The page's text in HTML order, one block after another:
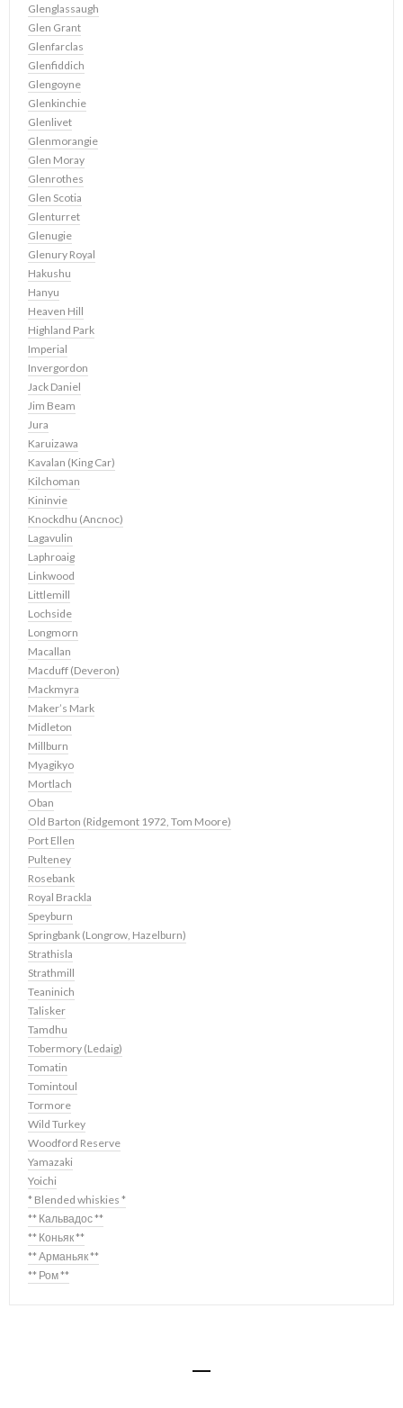
Glenglassaugh
Glen Grant
Glenfarclas
Glenfiddich
Glengoyne
Glenkinchie
Glenlivet
Glenmorangie
Glen Moray
Glenrothes
Glen Scotia
Glenturret
Glenugie
Glenury Royal
Hakushu
Hanyu
Heaven Hill
Highland Park
Imperial
Invergordon
Jack Daniel
Jim Beam
Jura
Karuizawa
Kavalan (King Car)
Kilchoman
Kininvie
Knockdhu (Ancnoc)
Lagavulin
Laphroaig
Linkwood
Littlemill
Lochside
Longmorn
Macallan
Macduff (Deveron)
Mackmyra
Maker’s Mark
Midleton
Millburn
Myagikyo
Mortlach
Oban
Old Barton (Ridgemont 1972, Tom Moore)
Port Ellen
Pulteney
Rosebank
Royal Brackla
Speyburn
Springbank (Longrow, Hazelburn)
Strathisla
Strathmill
Teaninich
Talisker
Tamdhu
Tobermory (Ledaig)
Tomatin
Tomintoul
Tormore
Wild Turkey
Woodford Reserve
Yamazaki
Yoichi
* Blended whiskies *
** Кальвадос **
** Коньяк **
** Арманьяк **
** Ром **